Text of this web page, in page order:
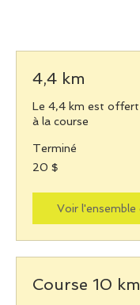
4,4 km
Le 4,4 km est offert
à la course
Terminé
20 dollars
canadiens
20 $
Voir l'ensemble
Course 10 km